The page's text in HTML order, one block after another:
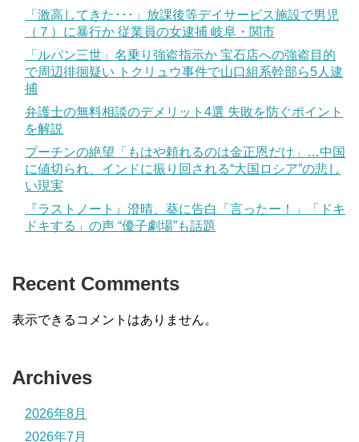
「激高してきた･･･」放課後等デイサービス施設で男児
（７）に暴行か 従業員の女逮捕 岐阜・関市
「ルパン三世」名乗り強盗指示か 宝石店への強盗目的
で周辺徘徊疑い トクリュウ事件で山口組系幹部ら5人逮
捕
弁護士の無料相談のデメリット4選 失敗を防ぐポイント
を解説
プーチンの絶望「もはや頼れるのは金正恩だけ」…中国
に値切られ、インドに振り回される“大国ロシア”の悲し
い現実
『ラストノート』澄晴、葵に告白「言ったー！」「ドキ
ドキする」の声 “優子劇場”も話題
Recent Comments
表示できるコメントはありません。
Archives
2026年8月
2026年7月